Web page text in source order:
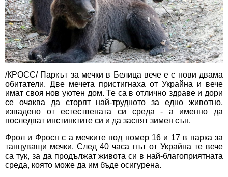
/КРОСС/ Паркът за мечки в Белица вече е с нови двама
обитатели. Две мечета пристигнаха от Украйна и вече
имат своя нов уютен дом. Те са в отлично здраве и дори
се очаква да сторят най-трудното за едно животно,
извадено от естествената си среда - а именно да
последват инстинктите си и да заспят зимен сън.
Фрол и Фрося с а мечките под номер 16 и 17 в парка за
танцуващи мечки. След 40 часа път от Украйна те вече
са тук, за да продължат живота си в най-благоприятната
среда, която може да им бъде осигурена.